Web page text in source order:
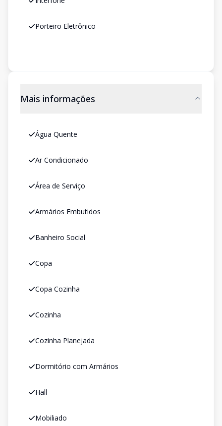
Porteiro Eletrônico
Mais informações
Água Quente
Ar Condicionado
Área de Serviço
Armários Embutidos
Banheiro Social
Copa
Copa Cozinha
Cozinha
Cozinha Planejada
Dormitório com Armários
Hall
Mobiliado